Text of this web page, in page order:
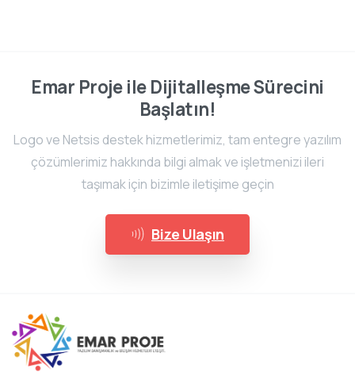
Emar Proje ile Dijitalleşme Sürecini
Başlatın!
Logo ve Netsis destek hizmetlerimiz, tam entegre yazılım
çözümlerimiz hakkında bilgi almak ve işletmenizi ileri
taşımak için bizimle iletişime geçin
Bize Ulaşın